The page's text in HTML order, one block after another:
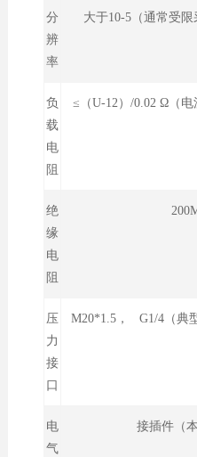
分
辨
率
大于10-5（通常受限
负
载
电
阻
≤（U-12）/0.02 Ω（
绝
缘
电
阻
压
力
接
口
M20*1.5， G1/4（典
电
气
接插件（